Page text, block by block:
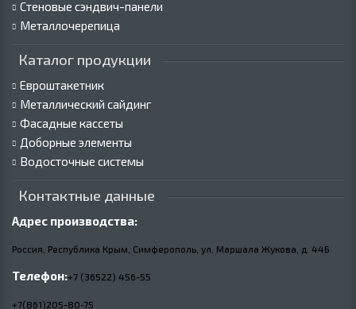
Стеновые сэндвич-панели
Металлочерепица
Каталог продукции
Евроштакетник
Металлический сайдинг
Фасадные кассеты
Доборные элементы
Водосточные системы
Контактные данные
Адрес производства:
Россия, Республика Крым, Симферополь, ул. Маршала Жукова, д. 44Б
Телефон:+7 (36522) 456-55
+7(861)205-80-75